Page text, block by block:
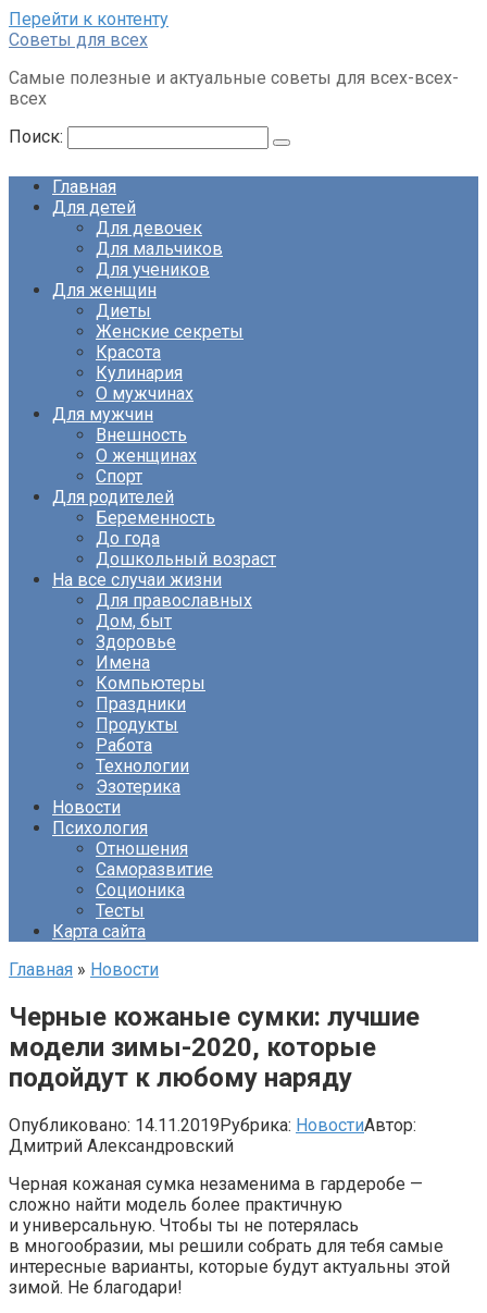
Перейти к контенту
Советы для всех
Самые полезные и актуальные советы для всех-всех-
всех
Поиск:
Главная
Для детей
Для девочек
Для мальчиков
Для учеников
Для женщин
Диеты
Женские секреты
Красота
Кулинария
О мужчинах
Для мужчин
Внешность
О женщинах
Спорт
Для родителей
Беременность
До года
Дошкольный возраст
На все случаи жизни
Для православных
Дом, быт
Здоровье
Имена
Компьютеры
Праздники
Продукты
Работа
Технологии
Эзотерика
Новости
Психология
Отношения
Саморазвитие
Соционика
Тесты
Карта сайта
Главная » Новости
Черные кожаные сумки: лучшие
модели зимы-2020, которые
подойдут к любому наряду
Опубликовано: 14.11.2019Рубрика: НовостиАвтор:
Дмитрий Александровский
Черная кожаная сумка незаменима в гардеробе —
сложно найти модель более практичную
и универсальную. Чтобы ты не потерялась
в многообразии, мы решили собрать для тебя самые
интересные варианты, которые будут актуальны этой
зимой. Не благодари!